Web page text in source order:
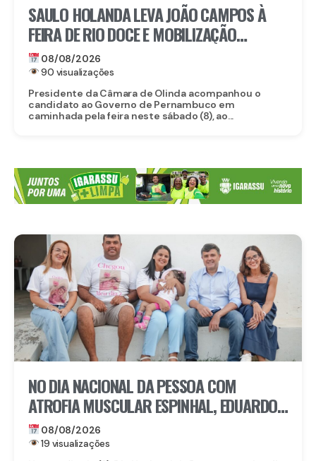
SAULO HOLANDA LEVA JOÃO CAMPOS À
FEIRA DE RIO DOCE E MOBILIZAÇÃO
IMPRESSIONA EM OLINDA
08/08/2026
90 visualizações
Presidente da Câmara de Olinda acompanhou o
candidato ao Governo de Pernambuco em
caminhada pela feira neste sábado (8), ao...
NO DIA NACIONAL DA PESSOA COM
ATROFIA MUSCULAR ESPINHAL, EDUARDO
DA FONTE DESTACA ACESSO A
MEDICAMENTO DE MAIS DE R$ 6 MILHÕES
08/08/2026
19 visualizações